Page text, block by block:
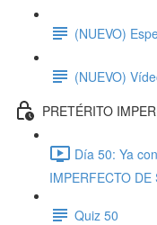
(NUEVO)
(NUEVO)
PRETÉRITO
Día 50: Ya
IMPERFECTO
Quiz 50